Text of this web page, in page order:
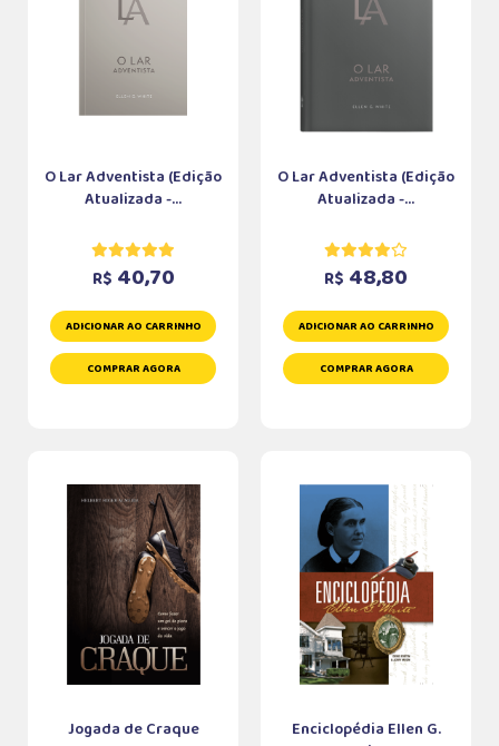
O Lar Adventista (Edição
Atualizada -...
R$ 40,70
ADICIONAR AO CARRINHO
COMPRAR AGORA
O Lar Adventista (Edição
Atualizada -...
R$ 48,80
ADICIONAR AO CARRINHO
COMPRAR AGORA
Jogada de Craque
Enciclopédia Ellen G.